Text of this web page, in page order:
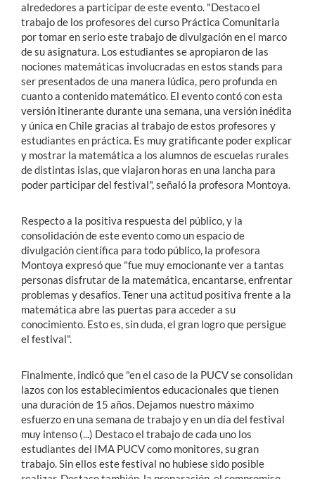
alrededores a participar de este evento. "Destaco el
trabajo de los profesores del curso Práctica Comunitaria
por tomar en serio este trabajo de divulgación en el marco
de su asignatura. Los estudiantes se apropiaron de las
nociones matemáticas involucradas en estos stands para
ser presentados de una manera lúdica, pero profunda en
cuanto a contenido matemático. El evento contó con esta
versión itinerante durante una semana, una versión inédita
y única en Chile gracias al trabajo de estos profesores y
estudiantes en práctica. Es muy gratificante poder explicar
y mostrar la matemática a los alumnos de escuelas rurales
de distintas islas, que viajaron horas en una lancha para
poder participar del festival", señaló la profesora Montoya.
Respecto a la positiva respuesta del público, y la
consolidación de este evento como un espacio de
divulgación científica para todo público, la profesora
Montoya expresó que "fue muy emocionante ver a tantas
personas disfrutar de la matemática, encantarse, enfrentar
problemas y desafíos. Tener una actitud positiva frente a la
matemática abre las puertas para acceder a su
conocimiento. Esto es, sin duda, el gran logro que persigue
el festival".
Finalmente, indicó que "en el caso de la PUCV se consolidan
lazos con los establecimientos educacionales que tienen
una duración de 15 años. Dejamos nuestro máximo
esfuerzo en una semana de trabajo y en un día del festival
muy intenso (...) Destaco el trabajo de cada uno los
estudiantes del IMA PUCV como monitores, su gran
trabajo. Sin ellos este festival no hubiese sido posible